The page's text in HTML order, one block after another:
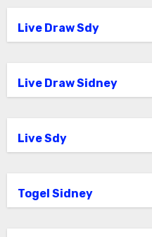
Live Draw Sdy
Live Draw Sidney
Live Sdy
Togel Sidney